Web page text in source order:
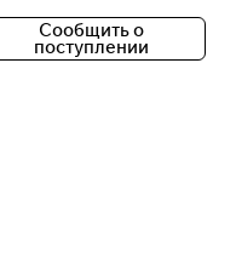
Сообщить о
поступлении